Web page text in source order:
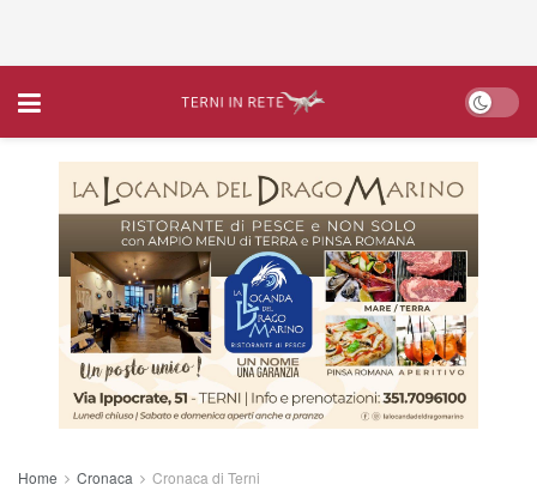
Home Cronaca Cronaca di Terni